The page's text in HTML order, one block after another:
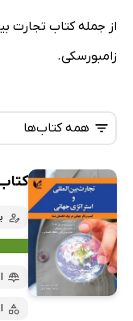
از جمله کتاب تجارت
زامبورسکی.
همه کتاب‌ها
همه کتاب‌ها
کتاب‌های صوتی
کتاب‌های متنی